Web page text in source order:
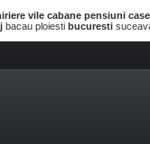
vile cabane pensiuni
bacau ploiestibucuresti